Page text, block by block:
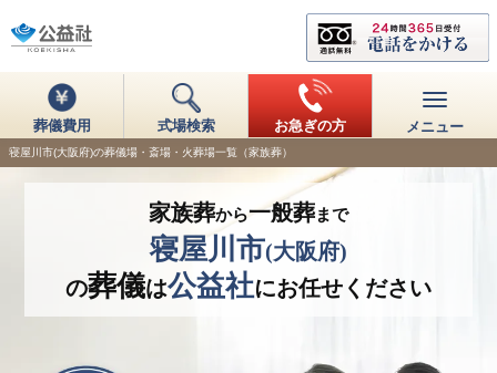
葬儀費用 式場検索 お急ぎの方 メニュー
寝屋川市(大阪府)の葬儀場・斎場・火葬場一覧（家族葬）
家族葬から一般葬まで
寝屋川市(大阪府)
の葬儀は公益社にお任せください